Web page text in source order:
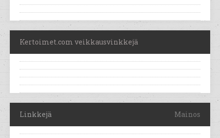
Kertoimet.com veikkausvinkkejä
Linkkejä Mainos